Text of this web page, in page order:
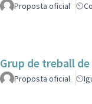
Proposta oficial
Grup de treball de
Proposta oficial